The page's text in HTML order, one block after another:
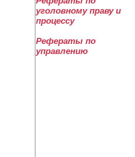
уголовному праву и
процессу
Рефераты по
управлению